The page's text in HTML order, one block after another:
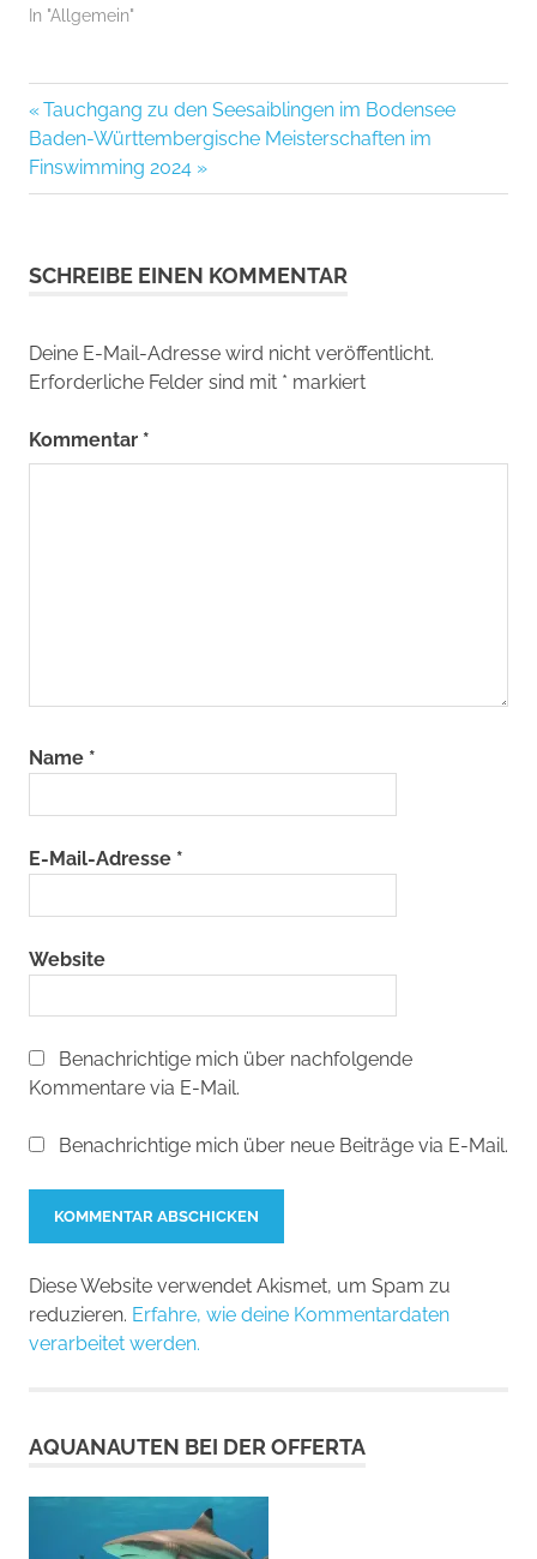
In "Allgemein"
Beitragsnavigation
Vorheriger
Beitrag:
Tauchgang zu den Seesaiblingen im Bodensee
Nächster
Beitrag:
Baden-Württembergische Meisterschaften im
Finswimming 2024
SCHREIBE EINEN KOMMENTAR
Deine E-Mail-Adresse wird nicht veröffentlicht.
Erforderliche Felder sind mit * markiert
Kommentar *
Name *
E-Mail-Adresse *
Website
Benachrichtige mich über nachfolgende
Kommentare via E-Mail.
Benachrichtige mich über neue Beiträge via E-Mail.
Diese Website verwendet Akismet, um Spam zu
reduzieren. Erfahre, wie deine Kommentardaten
verarbeitet werden.
AQUANAUTEN BEI DER OFFERTA